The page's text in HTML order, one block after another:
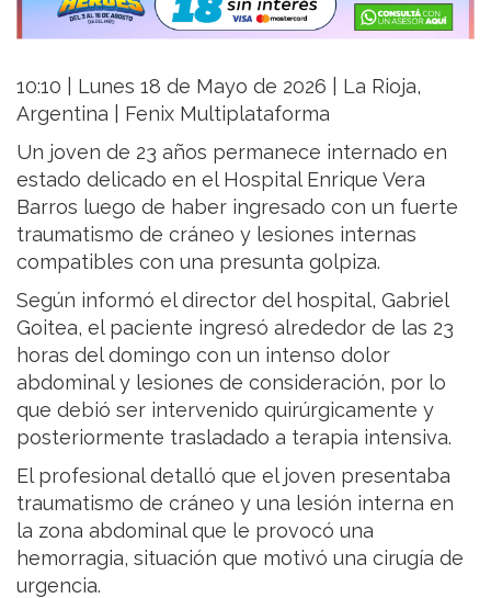
10:10 | Lunes 18 de Mayo de 2026 | La Rioja,
Argentina | Fenix Multiplataforma
Un joven de 23 años permanece internado en
estado delicado en el Hospital Enrique Vera
Barros luego de haber ingresado con un fuerte
traumatismo de cráneo y lesiones internas
compatibles con una presunta golpiza.
Según informó el director del hospital, Gabriel
Goitea, el paciente ingresó alrededor de las 23
horas del domingo con un intenso dolor
abdominal y lesiones de consideración, por lo
que debió ser intervenido quirúrgicamente y
posteriormente trasladado a terapia intensiva.
El profesional detalló que el joven presentaba
traumatismo de cráneo y una lesión interna en
la zona abdominal que le provocó una
hemorragia, situación que motivó una cirugía de
urgencia.